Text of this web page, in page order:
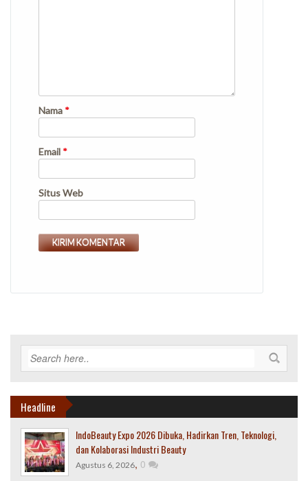
Nama *
Email *
Situs Web
Headline
IndoBeauty Expo 2026 Dibuka, Hadirkan Tren, Teknologi,
dan Kolaborasi Industri Beauty
Agustus 6, 2026, 0